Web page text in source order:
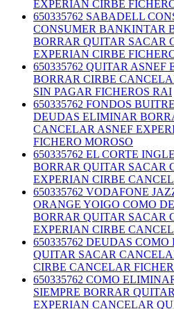
EXPERIAN CIRBE
650335762 SABADELL
CONSUMER BANKINTAR
BORRAR QUITAR SACAR
EXPERIAN CIRBE
650335762 QUITAR
BORRAR CIRBE
SIN PAGAR FICHEROS RAI
650335762 FONDOS
DEUDAS ELIMINAR
CANCELAR ASNEF
FICHERO MOROSO
650335762 EL CORTE
BORRAR QUITAR SACAR
EXPERIAN CIRBE
650335762 VODAFONE
ORANGE YOIGO COMO
BORRAR QUITAR SACAR
EXPERIAN CIRBE
650335762 DEUDAS
QUITAR SACAR
CIRBE CANCELAR
650335762 COMO
SIEMPRE BORRAR
EXPERIAN CANCELAR